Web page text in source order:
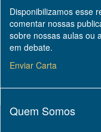
Disponibilizamos esse
comentar nossas
sobre nossas aulas ou
em debate.
Enviar Carta
Quem Somos